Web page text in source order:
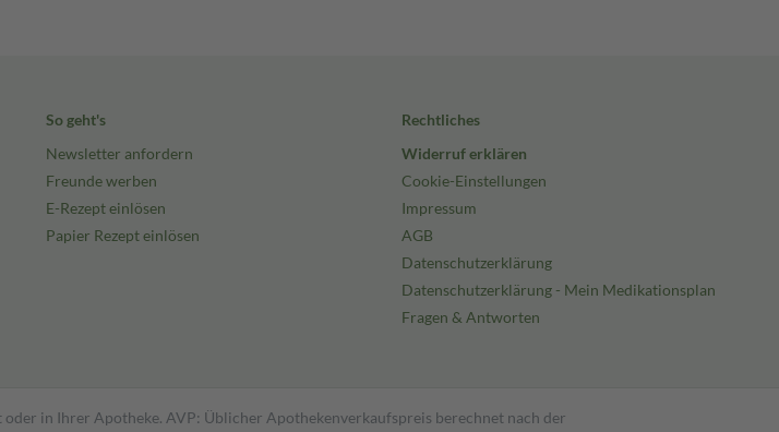
So geht's
Newsletter anfordern
Freunde werben
E-Rezept einlösen
Papier Rezept einlösen
Rechtliches
Widerruf erklären
Cookie-Einstellungen
Impressum
AGB
Datenschutzerklärung
Datenschutzerklärung - Mein Medikationsplan
Fragen & Antworten
in Ihrer Apotheke. AVP: Üblicher Apothekenverkaufspreis berechnet nach der